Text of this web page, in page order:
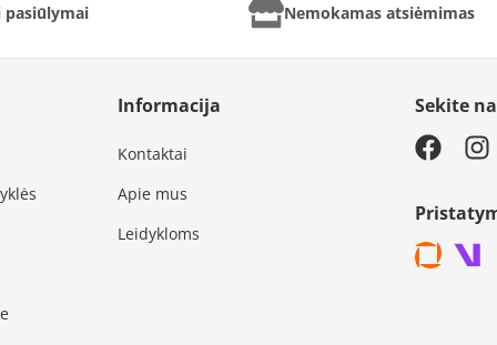
Nemokamas atsiėmimas
Informacija
Kontaktai
Apie mus
Leidykloms
Sekite